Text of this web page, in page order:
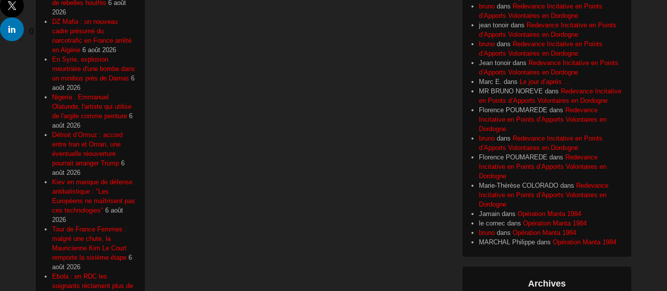
0
bruno dans Redevance Incitative en Points
d’Apports Volontaires en Dordogne
jean tonoir dans Redevance Incitative en Points
d’Apports Volontaires en Dordogne
bruno dans Redevance Incitative en Points
d’Apports Volontaires en Dordogne
Jean tonoir dans Redevance Incitative en Points
d’Apports Volontaires en Dordogne
Marc E. dans Le jour d’après …
MR BRUNO NOREVE dans Redevance Incitative
en Points d’Apports Volontaires en Dordogne
Florence POUMAREDE dans Redevance
Incitative en Points d’Apports Volontaires en
Dordogne
bruno dans Redevance Incitative en Points
d’Apports Volontaires en Dordogne
Florence POUMAREDE dans Redevance
Incitative en Points d’Apports Volontaires en
Dordogne
Marie-Thérèse COLORADO dans Redevance
Incitative en Points d’Apports Volontaires en
Dordogne
Jamain dans Opération Manta 1984
le cornec dans Opération Manta 1984
bruno dans Opération Manta 1984
MARCHAL Philippe dans Opération Manta 1984
Archives
de rebelles houthis 6 août
2026
DZ Mafia : un nouveau
cadre présumé du
narcotrafic en France arrêté
en Algérie 6 août 2026
En Syrie, explosion
meurtrière d'une bombe dans
un minibus près de Damas 6
août 2026
Nigeria : Emmanuel
Olatunde, l'artiste qui utilise
de l'argile comme peinture 6
août 2026
Détroit d’Ormuz : accord
entre Iran et Oman, une
éventuelle réouverture
pourrait arranger Trump 6
août 2026
Kiev en manque de défense
antibalistique : "Les
Européens ne maîtrisent pas
ces technologies" 6 août
2026
Tour de France Femmes :
malgré une chute, la
Mauricienne Kim Le Court
remporte la sixième étape 6
août 2026
Ebola : en RDC les
soignants réclament plus de